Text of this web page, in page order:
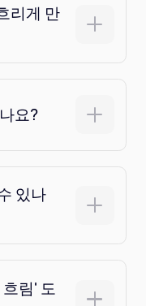
리게 만
요?
있나
림' 도